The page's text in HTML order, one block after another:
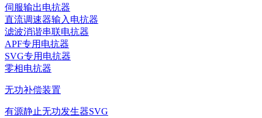
伺服输出电抗器
直流调速器输入电抗器
滤波消谐串联电抗器
APF专用电抗器
SVG专用电抗器
零相电抗器
无功补偿装置
有源静止无功发生器SVG